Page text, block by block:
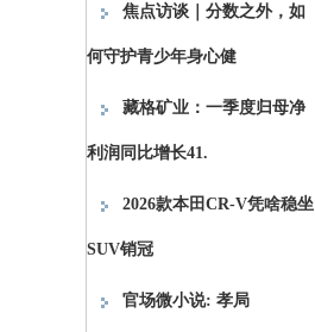
焦点访谈｜分数之外，如
何守护青少年身心健
藏格矿业：一季度归母净
利润同比增长41.
2026款本田CR-V凭啥稳坐
SUV销冠
官场微小说: 孝局